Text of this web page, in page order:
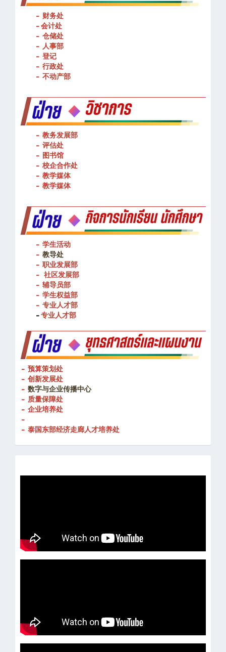
- 财务处
-会计处
- 仓储处
- 人事部
- 登记
- 行政处
- 不动产部
- 教务发展部
- 评估处
- 图书馆
- 校企合作处
- 教学媒体
- 教学媒体
- 学生活动
- 教导处
- 职业发展部
- 社区发展部
- 辅导员部
- 学生权益部
- 专业人才部
-专业人才部
- 预算策划处
- 创新发展处
- 数字与企业传播中心
- 质量保障处
- 企业培养处
-
- 泰国东部经济走廊人才培养处